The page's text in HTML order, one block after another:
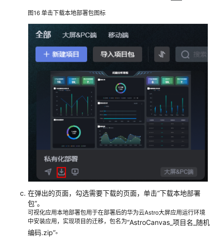
图16 单击下载本地部署包图标
在弹出的页面，勾选需要下载的页面，单击“下载本地部署
包”。
可视化应用本地部署包用于在部署后的华为云Astro大屏应用运行环境
中安装应用，实现项目的迁移，包名为“AstroCanvas_项目名_随机
编码.zip”。